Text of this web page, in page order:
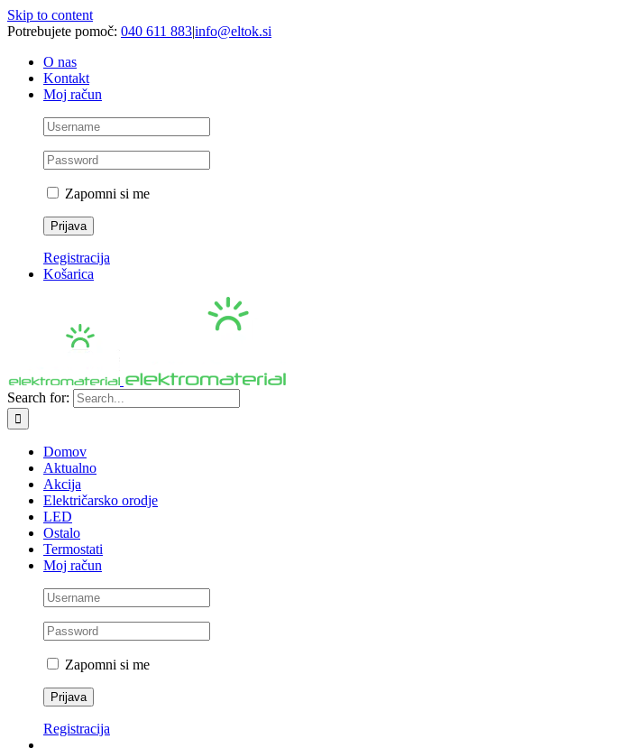
Skip to content
Potrebujete pomoč: 040 611 883|info@eltok.si
O nas
Kontakt
Moj račun
Zapomni si me
Registracija
Košarica
Search for:
Domov
Aktualno
Akcija
Električarsko orodje
LED
Ostalo
Termostati
Moj račun
Zapomni si me
Registracija